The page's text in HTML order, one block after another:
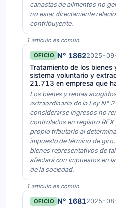
canastas de alimentos no
no estar directamente
contribuyente.
1 artículo en común
OFICIO N° 18622025-
Tratamiento de los bienes
sistema voluntario y
21.713 en empresa que
Los bienes y rentas
extraordinario de la Ley N°
considerarse ingresos no
controlados en registro
propio tributario al
impuesto de término de
bienes representativos de
afectará con impuestos en
de la sociedad.
1 artículo en común
OFICIO N° 16812025-